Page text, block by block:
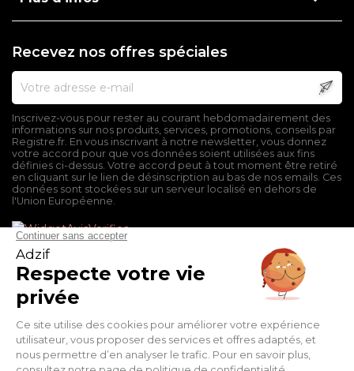
Recevez nos offres spéciales
Inscrivez-vous pour rester au courant hebdomadairement des
informations sur nos produits, services, promotions, conseils par
Registre.fr. En vous inscrivant à notre newsletter, vous donnez
votre accord pour que vos données soient utilisées aux fins
définies ci-dessus. Votre accord peut à tout moment être retiré
en cliquant sur le lien de désinscription au bas de nos emails. Ces
données sont stockées sur un serveur localisé en dehors de
l'Union Européenne.
Conditions générales de vente